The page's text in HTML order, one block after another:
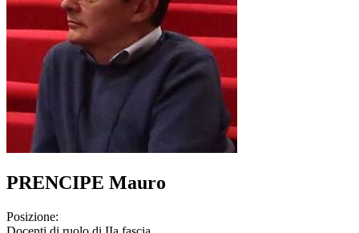
PRENCIPE Mauro
Posizione: